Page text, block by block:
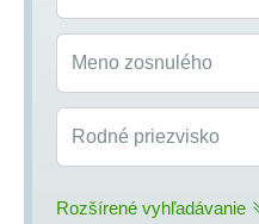
Meno zosnulého
Rodné priezvisko
Rozšírené vyhľadávanie